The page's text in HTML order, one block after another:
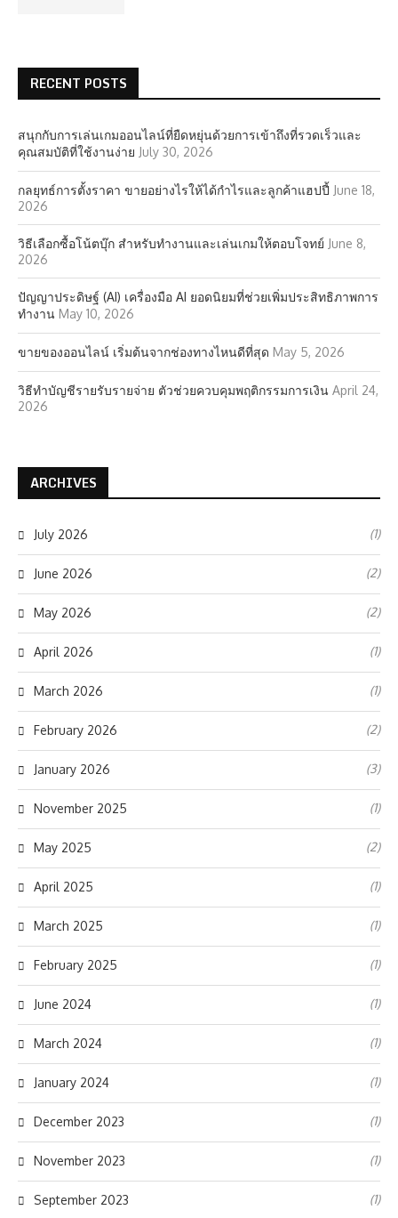
RECENT POSTS
สนุกกับการเล่นเกมออนไลน์ที่ยืดหยุ่นด้วยการเข้าถึงที่รวดเร็วและ
คุณสมบัติที่ใช้งานง่าย July 30, 2026
กลยุทธ์การตั้งราคา ขายอย่างไรให้ได้กำไรและลูกค้าแฮปปี้ June 18,
2026
วิธีเลือกซื้อโน้ตบุ๊ก สำหรับทำงานและเล่นเกมให้ตอบโจทย์ June 8,
2026
ปัญญาประดิษฐ์ (AI) เครื่องมือ AI ยอดนิยมที่ช่วยเพิ่มประสิทธิภาพการ
ทำงาน May 10, 2026
ขายของออนไลน์ เริ่มต้นจากช่องทางไหนดีที่สุด May 5, 2026
วิธีทำบัญชีรายรับรายจ่าย ตัวช่วยควบคุมพฤติกรรมการเงิน April 24,
2026
ARCHIVES
July 2026 (1)
June 2026 (2)
May 2026 (2)
April 2026 (1)
March 2026 (1)
February 2026 (2)
January 2026 (3)
November 2025 (1)
May 2025 (2)
April 2025 (1)
March 2025 (1)
February 2025 (1)
June 2024 (1)
March 2024 (1)
January 2024 (1)
December 2023 (1)
November 2023 (1)
September 2023 (1)